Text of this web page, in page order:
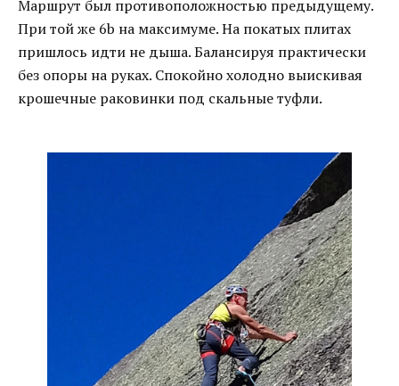
Маршрут был противоположностью предыдущему.
При той же 6b на максимуме. На покатых плитах
пришлось идти не дыша. Балансируя практически
без опоры на руках. Спокойно холодно выискивая
крошечные раковинки под скальные туфли.